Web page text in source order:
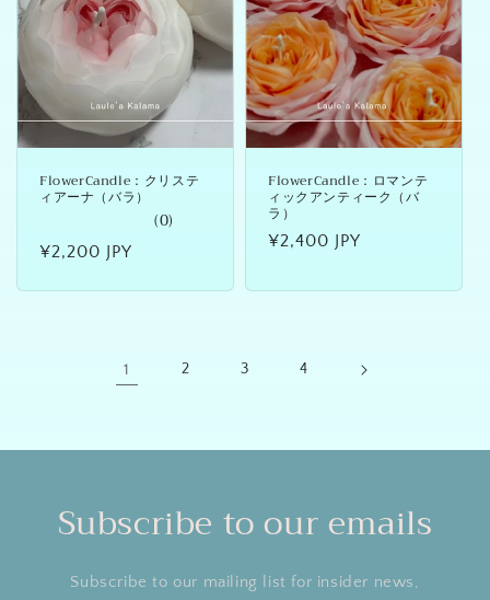
FlowerCandle：クリステ
ィアーナ（バラ）
(0)
通
¥2,200 JPY
FlowerCandle：ロマンテ
ィックアンティーク（バ
ラ）
通
価
¥2,400 JPY
1 2 3 4
Subscribe to our emails
Subscribe to our mailing list for insider news,